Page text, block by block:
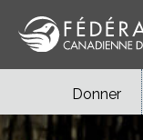
Donner